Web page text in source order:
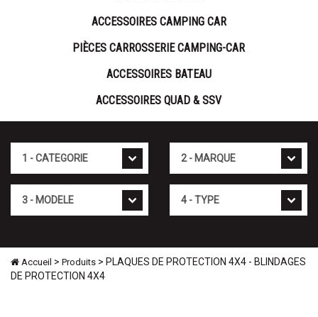
ACCESSOIRES CAMPING CAR
PIÈCES CARROSSERIE CAMPING-CAR
ACCESSOIRES BATEAU
ACCESSOIRES QUAD & SSV
Accueil > Produits > PLAQUES DE PROTECTION 4X4 - BLINDAGES
DE PROTECTION 4X4